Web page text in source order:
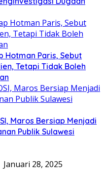
Hotman Paris, Sebut
Tetapi Tidak Boleh
Maros Bersiap Menjadi
Publik Sulawesi
Januari 28, 2025